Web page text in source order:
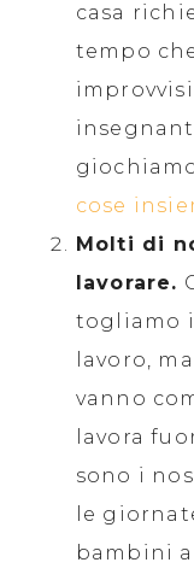
casa
tempo
cose
Molti di
lavorare.
togliamo
lavoro,
vanno
lavora
sono i
le
bambini a